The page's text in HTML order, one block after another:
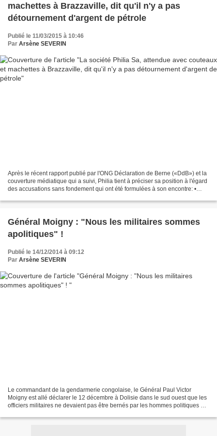
machettes à Brazzaville, dit qu'il n'y a pas
détournement d'argent de pétrole
Publié le 11/03/2015 à 10:46
Par Arsène SEVERIN
Après le récent rapport publié par l'ONG Déclaration de Berne («DdB») et la
couverture médiatique qui a suivi, Philia tient à préciser sa position à l'égard
des accusations sans fondement qui ont été formulées à son encontre: •
Général Moigny : "Nous les militaires sommes
apolitiques" !
Publié le 14/12/2014 à 09:12
Par Arsène SEVERIN
Le commandant de la gendarmerie congolaise, le Général Paul Victor
Moigny est allé déclarer le 12 décembre à Dolisie dans le sud ouest que les
officiers militaires ne devaient pas être bernés par les hommes politiques en